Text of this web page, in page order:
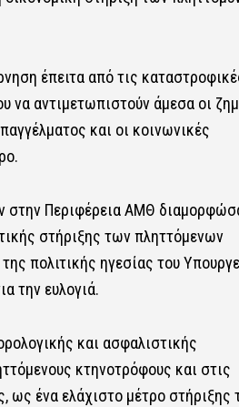
έπειτα από τις
να αντιμετωπιστούν άμεσα οι
και οι κοινωνικές
στην Περιφέρεια ΑΜΘ
στήριξης των πληττόμενων
πολιτικής ηγεσίας του
την ευλογιά.
και ασφαλιστικής
κτηνοτρόφους και στις
ως ένα ελάχιστο μέτρο στήριξης